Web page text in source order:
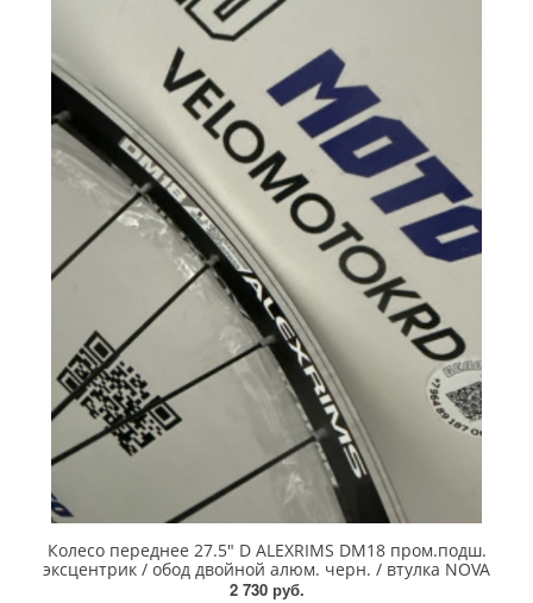
Колесо переднее 27.5" D ALEXRIMS DM18 пром.подш.
эксцентрик / обод двойной алюм. черн. / втулка NOVA
2 730 руб.